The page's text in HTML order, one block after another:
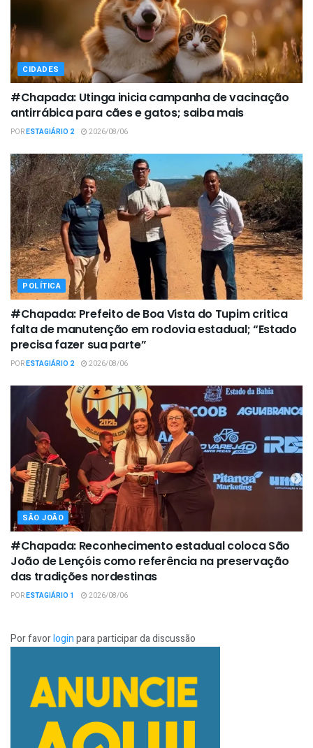
CIDADES
#Chapada: Utinga inicia campanha de vacinação
antirrábica para cães e gatos; saiba mais
PORESTAGIÁRIO 2 2026/08/06
POLÍTICA
#Chapada: Prefeito de Boa Vista do Tupim critica
falta de manutenção em rodovia estadual; “Estado
precisa fazer sua parte”
PORESTAGIÁRIO 2 2026/08/06
SÃO JOÃO
#Chapada: Reconhecimento estadual coloca São
João de Lençóis como referência na preservação
das tradições nordestinas
PORESTAGIÁRIO 1 2026/08/06
Por favorloginpara participar da discussão